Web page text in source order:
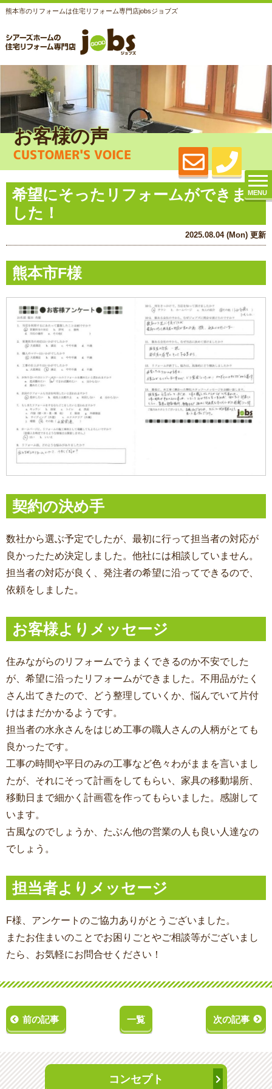
熊本市のリフォームは住宅リフォーム専門店jobsジョブズ
MENU
お客様の声
CUSTOMER'S VOICE
希望にそったリフォームができま
した！
2025.08.04 (Mon) 更新
熊本市F様
契約の決め手
数社から選ぶ予定でしたが、最初に行って担当者の対応が
良かったため決定しました。他社には相談していません。
担当者の対応が良く、発注者の希望に沿ってできるので、
依頼をしました。
お客様よりメッセージ
住みながらのリフォームでうまくできるのか不安でした
が、希望に沿ったリフォームができました。不用品がたく
さん出てきたので、どう整理していくか、悩んでいて片付
けはまだかかるようです。
担当者の水永さんをはじめ工事の職人さんの人柄がとても
良かったです。
工事の時間や平日のみの工事など色々わがままを言いまし
たが、それにそって計画をしてもらい、家具の移動場所、
移動日まで細かく計画雹を作ってもらいました。感謝して
います。
古風なのでしょうか、たぶん他の営業の人も良い人達なの
でしょう。
担当者よりメッセージ
F様、アンケートのご協力ありがとうございました。
またお住まいのことでお困りごとやご相談等がございまし
たら、お気軽にお問合せください！
前の記事 一覧 次の記事
コンセプト